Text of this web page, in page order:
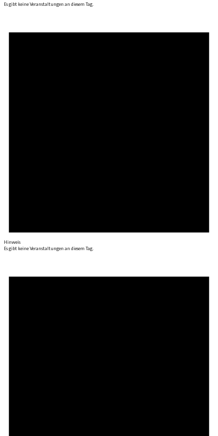
Es gibt keine Veranstaltungen an diesem Tag.
Hinweis
Es gibt keine Veranstaltungen an diesem Tag.